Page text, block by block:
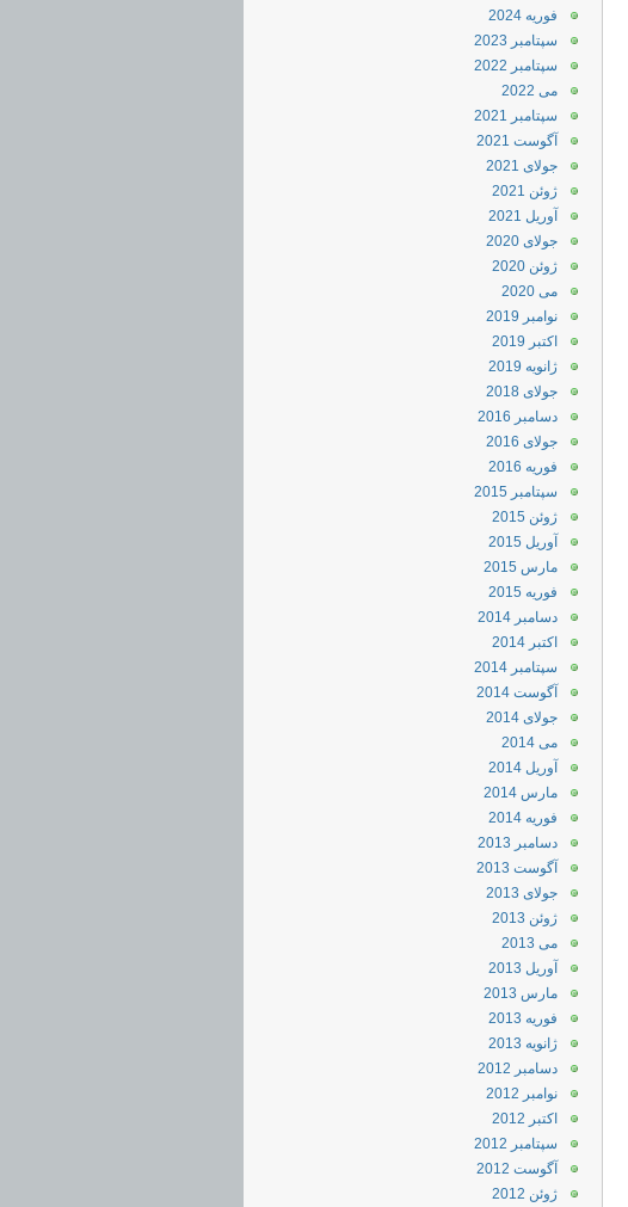
فوریه 2024
سپتامبر 2023
سپتامبر 2022
می 2022
سپتامبر 2021
آگوست 2021
جولای 2021
ژوئن 2021
آوریل 2021
جولای 2020
ژوئن 2020
می 2020
نوامبر 2019
اکتبر 2019
ژانویه 2019
جولای 2018
دسامبر 2016
جولای 2016
فوریه 2016
سپتامبر 2015
ژوئن 2015
آوریل 2015
مارس 2015
فوریه 2015
دسامبر 2014
اکتبر 2014
سپتامبر 2014
آگوست 2014
جولای 2014
می 2014
آوریل 2014
مارس 2014
فوریه 2014
دسامبر 2013
آگوست 2013
جولای 2013
ژوئن 2013
می 2013
آوریل 2013
مارس 2013
فوریه 2013
ژانویه 2013
دسامبر 2012
نوامبر 2012
اکتبر 2012
سپتامبر 2012
آگوست 2012
ژوئن 2012